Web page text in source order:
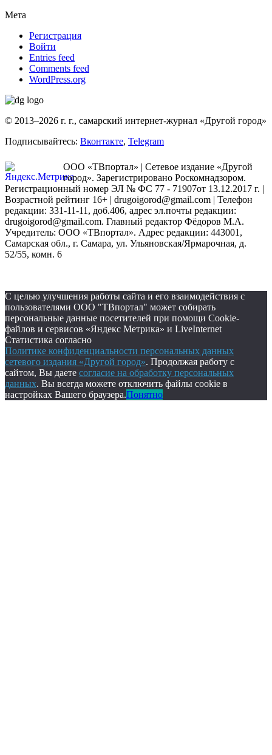
Мета
Регистрация
Войти
Entries feed
Comments feed
WordPress.org
© 2013–2026 г. г., самарский интернет-журнал «Другой город»
Подписывайтесь: Вконтакте, Telegram
ООО «ТВпортал» | Сетевое издание «Другой
город». Зарегистрировано Роскомнадзором.
Регистрационный номер ЭЛ № ФС 77 - 71907от 13.12.2017 г. |
Возрастной рейтинг 16+ | drugoigorod@gmail.com | Телефон
редакции: 331-11-11, доб.406, адрес эл.почты редакции:
drugoigorod@gmail.com. Главный редактор Фёдоров М.А.
Учредитель: ООО «ТВпортал». Адрес редакции: 443001,
Самарская обл., г. Самара, ул. Ульяновская/Ярмарочная, д.
52/55, комн. 6
С целью улучшения работы сайта и его взаимодействия с
пользователями ООО "ТВпортал" может собирать
персональные данные посетителей при помощи Cookie-
файлов и сервисов «Яндекс Метрика» и LiveInternet
Статистика согласно
Политике конфиденциальности персональных данных
сетевого издания «Другой город». Продолжая работу с
сайтом, Вы даете согласие на обработку персональных
данных. Вы всегда можете отключить файлы cookie в
настройках Вашего браузера.Понятно